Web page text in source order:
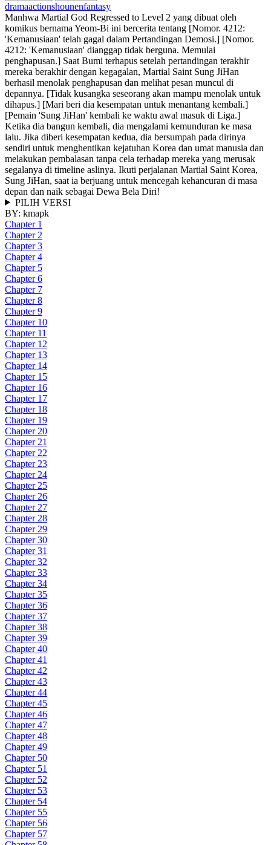
dramaactionshounenfantasy
Manhwa Martial God Regressed to Level 2 yang dibuat oleh
komikus bernama Yeom-Bi ini bercerita tentang [Nomor. 4212:
'Kemanusiaan' telah gagal dalam Pertandingan Demosi.] [Nomor.
4212: 'Kemanusiaan' dianggap tidak berguna. Memulai
penghapusan.] Saat Bumi terhapus setelah pertandingan terakhir
mereka berakhir dengan kegagalan, Martial Saint Sung JiHan
berhasil menolak penghapusan dan melihat pesan muncul di
depannya. [Tidak kusangka seseorang akan mampu menolak untuk
dihapus.] [Mari beri dia kesempatan untuk menantang kembali.]
[Pemain 'Sung JiHan' kembali ke waktu awal masuk di Liga.]
Ketika dia bangun kembali, dia mengalami kemunduran ke masa
lalu. Jika diberi kesempatan kedua, dia bersumpah pada dirinya
sendiri untuk menghentikan kejatuhan Korea dan umat manusia dan
melakukan pembalasan tanpa cela terhadap mereka yang merusak
segalanya di timeline aslinya. Ikuti perjalanan Martial Saint Korea,
Sung JiHan, saat ia berjuang untuk mencegah kehancuran di masa
depan dan naik sebagai Dewa Bela Diri!
PILIH VERSI
BY: kmapk
Chapter 1
Chapter 2
Chapter 3
Chapter 4
Chapter 5
Chapter 6
Chapter 7
Chapter 8
Chapter 9
Chapter 10
Chapter 11
Chapter 12
Chapter 13
Chapter 14
Chapter 15
Chapter 16
Chapter 17
Chapter 18
Chapter 19
Chapter 20
Chapter 21
Chapter 22
Chapter 23
Chapter 24
Chapter 25
Chapter 26
Chapter 27
Chapter 28
Chapter 29
Chapter 30
Chapter 31
Chapter 32
Chapter 33
Chapter 34
Chapter 35
Chapter 36
Chapter 37
Chapter 38
Chapter 39
Chapter 40
Chapter 41
Chapter 42
Chapter 43
Chapter 44
Chapter 45
Chapter 46
Chapter 47
Chapter 48
Chapter 49
Chapter 50
Chapter 51
Chapter 52
Chapter 53
Chapter 54
Chapter 55
Chapter 56
Chapter 57